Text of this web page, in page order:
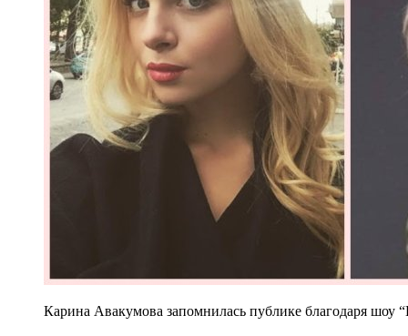
Карина Авакумова запомнилась публике благодаря шоу